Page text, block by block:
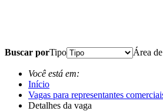
Buscar porTipo Área
Você está em:
Início
Vagas para representantes
Detalhes da vaga